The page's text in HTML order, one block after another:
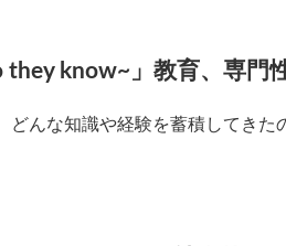
know~」教育、専門
んな知識や経験を蓄積してきた